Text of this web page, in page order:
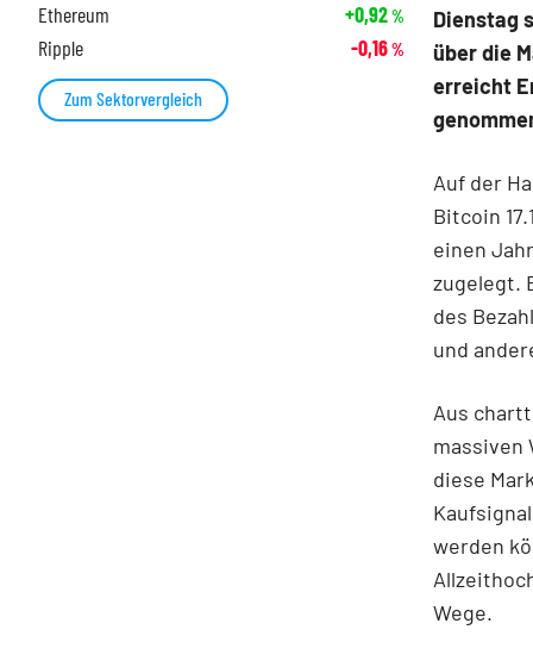
Dienstag
über die
erreicht
Auf der
Bitcoin
einen
zugelegt.
des
und
Aus
massiven
diese
werden
Wege.
Ethereum +0,92%
Ripple -0,16%
Zum Sektorvergleich